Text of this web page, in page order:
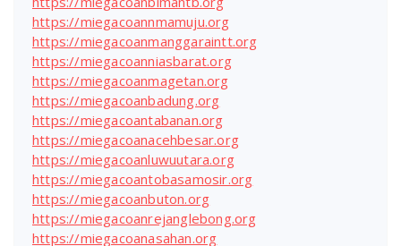
https://miegacoannmamuju.org
https://miegacoanmanggaraintt.org
https://miegacoanniasbarat.org
https://miegacoanmagetan.org
https://miegacoanbadung.org
https://miegacoantabanan.org
https://miegacoanacehbesar.org
https://miegacoanluwuutara.org
https://miegacoantobasamosir.org
https://miegacoanbuton.org
https://miegacoanrejanglebong.org
https://miegacoanasahan.org